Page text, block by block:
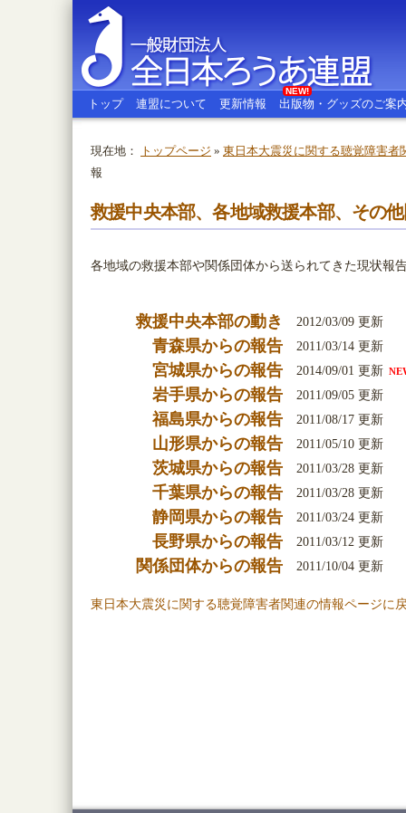
全日本ろうあ連盟
トップ 連盟について 更新情報 出版物・グッズのご案
NEW!
現在地： トップページ » 東日本大震災に関する聴覚障害者
報
救援中央本部、各地域救援本部、その
各地域の救援本部や関係団体から送られてきた現状報
救援中央本部の動き 2012/03/09 更新
青森県からの報告 2011/03/14 更新
宮城県からの報告 2014/09/01 更新
岩手県からの報告 2011/09/05 更新
福島県からの報告 2011/08/17 更新
山形県からの報告 2011/05/10 更新
茨城県からの報告 2011/03/28 更新
千葉県からの報告 2011/03/28 更新
静岡県からの報告 2011/03/24 更新
長野県からの報告 2011/03/12 更新
関係団体からの報告 2011/10/04 更新
東日本大震災に関する聴覚障害者関連の情報ページに